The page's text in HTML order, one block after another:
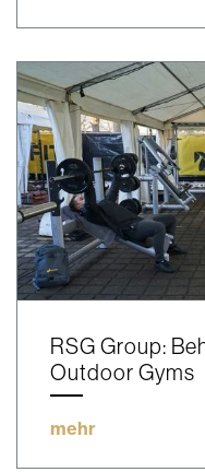
RSG Group:
Outdoor Gyms
mehr